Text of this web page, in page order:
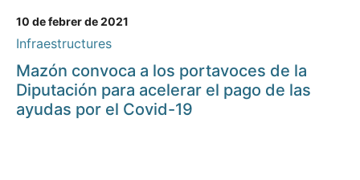
10 de febrer de 2021
Infraestructures
Mazón convoca a los portavoces de la
Diputación para acelerar el pago de las
ayudas por el Covid-19